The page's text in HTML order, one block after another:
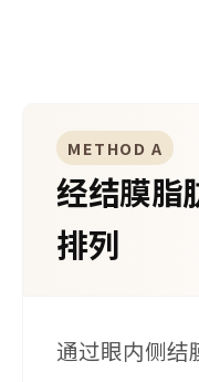
METHOD A
经结膜脂
排列
通过眼内侧结